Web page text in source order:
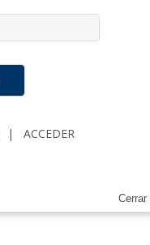
Cerrar
| ACCEDER